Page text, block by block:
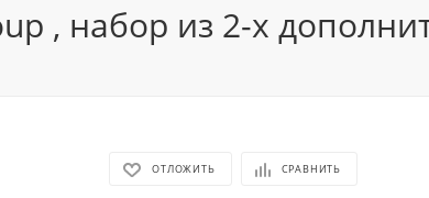
, набор из 2-х
ОТЛОЖИТЬ СРАВНИТЬ